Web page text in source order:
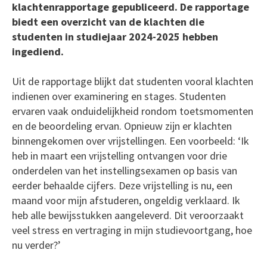
klachtenrapportage gepubliceerd. De rapportage
biedt een overzicht van de klachten die
studenten in studiejaar 2024-2025 hebben
ingediend.
Uit de rapportage blijkt dat studenten vooral klachten
indienen over examinering en stages. Studenten
ervaren vaak onduidelijkheid rondom toetsmomenten
en de beoordeling ervan. Opnieuw zijn er klachten
binnengekomen over vrijstellingen. Een voorbeeld: ‘Ik
heb in maart een vrijstelling ontvangen voor drie
onderdelen van het instellingsexamen op basis van
eerder behaalde cijfers. Deze vrijstelling is nu, een
maand voor mijn afstuderen, ongeldig verklaard. Ik
heb alle bewijsstukken aangeleverd. Dit veroorzaakt
veel stress en vertraging in mijn studievoortgang, hoe
nu verder?’